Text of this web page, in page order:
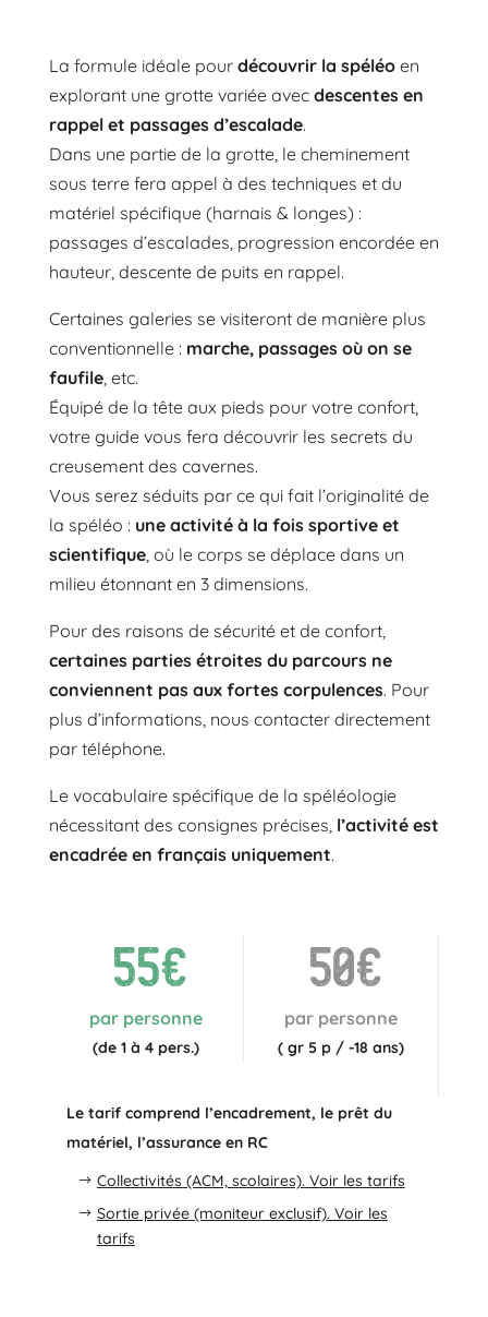
La formule idéale pour découvrir la spéléoen
explorant une grotte variée avec descentes en
rappel et passages d’escalade.
Dans une partie de la grotte, le cheminement
sous terre fera appel à des techniques et du
matériel spécifique (harnais & longes) :
passages d’escalades, progression encordée en
hauteur, descente de puits en rappel.
Certaines galeries se visiteront de manière plus
conventionnelle : marche, passages où on se
faufile, etc.
Équipé de la tête aux pieds pour votre confort,
votre guide vous fera découvrir les secrets du
creusement des cavernes.
Vous serez séduits par ce qui fait l’originalité de
la spéléo : une activité à la fois sportive et
scientifique, où le corps se déplace dans un
milieu étonnant en 3 dimensions.
Pour des raisons de sécurité et de confort,
certaines parties étroites du parcours ne
conviennent pas aux fortes corpulences. Pour
plus d’informations, nous contacter directement
par téléphone.
Le vocabulaire spécifique de la spéléologie
nécessitant des consignes précises, l’activité est
encadrée en français uniquement.
55€
par personne
(de 1 à 4 pers.)
50€
par personne
( gr 5 p / -18 ans)
Le tarif comprend l’encadrement, le prêt du
matériel, l’assurance en RC
Collectivités (ACM, scolaires). Voir les tarifs
Sortie privée (moniteur exclusif). Voir les
tarifs